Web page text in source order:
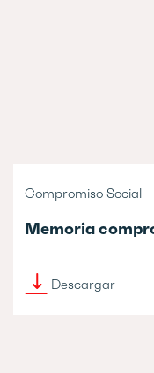
Compromiso Social
Memoria
Descargar